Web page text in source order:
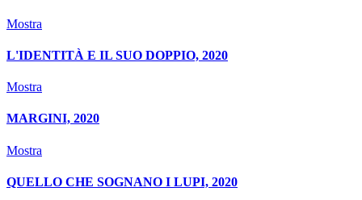
Mostra
L'IDENTITÀ E IL SUO DOPPIO, 2020
Mostra
MARGINI, 2020
Mostra
QUELLO CHE SOGNANO I LUPI, 2020